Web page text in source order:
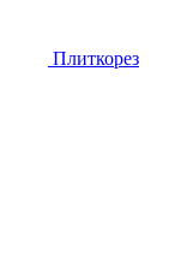
Плиткорез